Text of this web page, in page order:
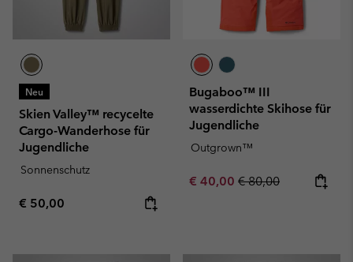
Neu
Skien Valley™ recycelte
Cargo-Wanderhose für
Jugendliche
Sonnenschutz
Regular price:
€ 50,00
Bugaboo™ III
wasserdichte Skihose für
Jugendliche
Outgrown™
Sale price:
€ 40,00 Regular price:
€ 80,00